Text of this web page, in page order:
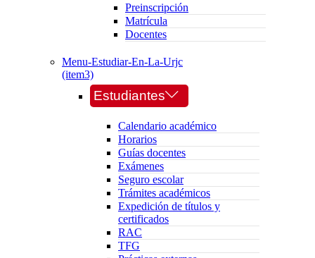
Preinscripción
Matrícula
Docentes
Menu-Estudiar-En-La-Urjc
(item3)
Estudiantes
Calendario académico
Horarios
Guías docentes
Exámenes
Seguro escolar
Trámites académicos
Expedición de títulos y
certificados
RAC
TFG